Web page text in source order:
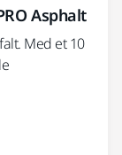
Asphalt
Med et 10